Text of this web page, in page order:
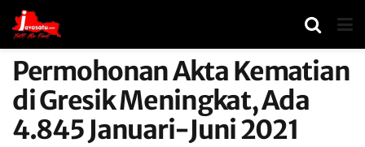
Permohonan Akta Kematian
di Gresik Meningkat, Ada
4.845 Januari-Juni 2021